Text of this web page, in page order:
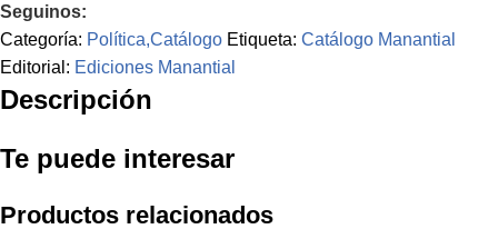
Seguinos:
Categoría: Política,Catálogo Etiqueta: Catálogo Manantial
Editorial: Ediciones Manantial
Descripción
Te puede interesar
Productos relacionados